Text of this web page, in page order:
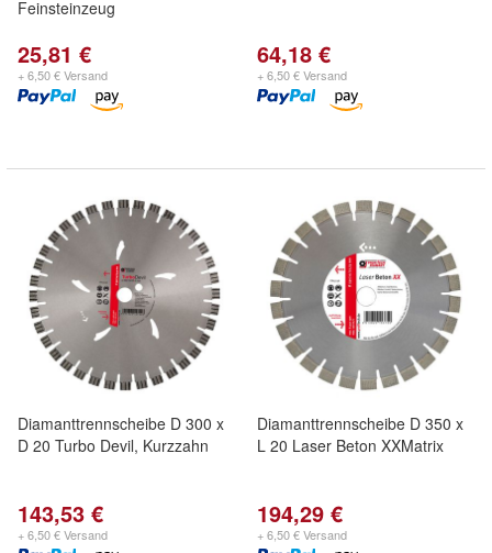
Feinsteinzeug
25,81 €
+ 6,50 € Versand
64,18 €
+ 6,50 € Versand
Diamanttrennscheibe D 300 x
D 20 Turbo Devil, Kurzzahn
143,53 €
+ 6,50 € Versand
Diamanttrennscheibe D 350 x
L 20 Laser Beton XXMatrix
194,29 €
+ 6,50 € Versand